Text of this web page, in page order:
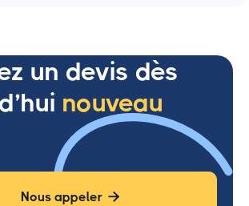
un devis dès
nouveau
Nous appeler 